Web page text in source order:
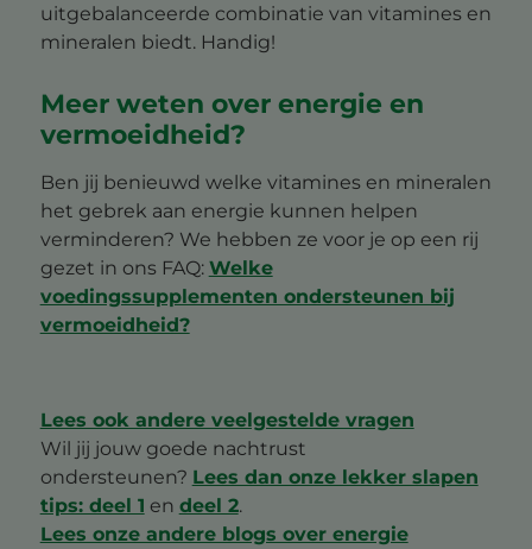
uitgebalanceerde combinatie van vitamines en
mineralen biedt. Handig!
Meer weten over energie en
vermoeidheid?
Ben jij benieuwd welke vitamines en mineralen
het gebrek aan energie kunnen helpen
verminderen? We hebben ze voor je op een rij
gezet in ons FAQ: Welke
voedingssupplementen ondersteunen bij
vermoeidheid?
Lees ook andere veelgestelde vragen
Wil jij jouw goede nachtrust
ondersteunen? Lees dan onze lekker slapen
tips: deel 1 en deel 2.
Lees onze andere blogs over energie